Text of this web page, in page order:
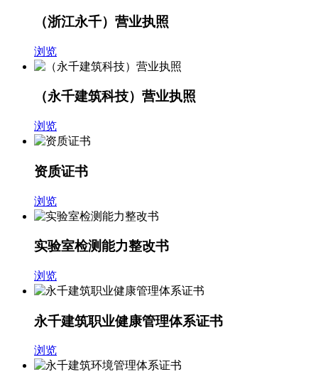
（浙江永千）营业执照
浏览
（永千建筑科技）营业执照
浏览
资质证书
浏览
实验室检测能力整改书
浏览
永千建筑职业健康管理体系证书
浏览